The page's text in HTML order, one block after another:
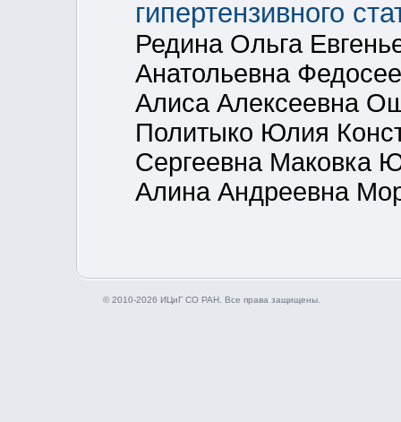
гипертензивного
Редина Ольга
Анатольевна
Алиса Алексеевна
Политыко Юлия
Сергеевна Маковка
Алина Андреевна
© 2010-2026 ИЦиГ СО РАН. Все права защищены.